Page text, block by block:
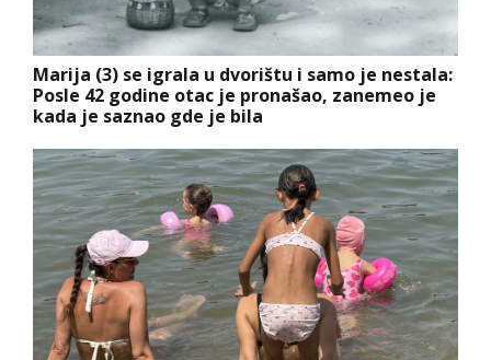
Marija (3) se igrala u dvorištu i samo je nestala:
Posle 42 godine otac je pronašao, zanemeo je
kada je saznao gde je bila